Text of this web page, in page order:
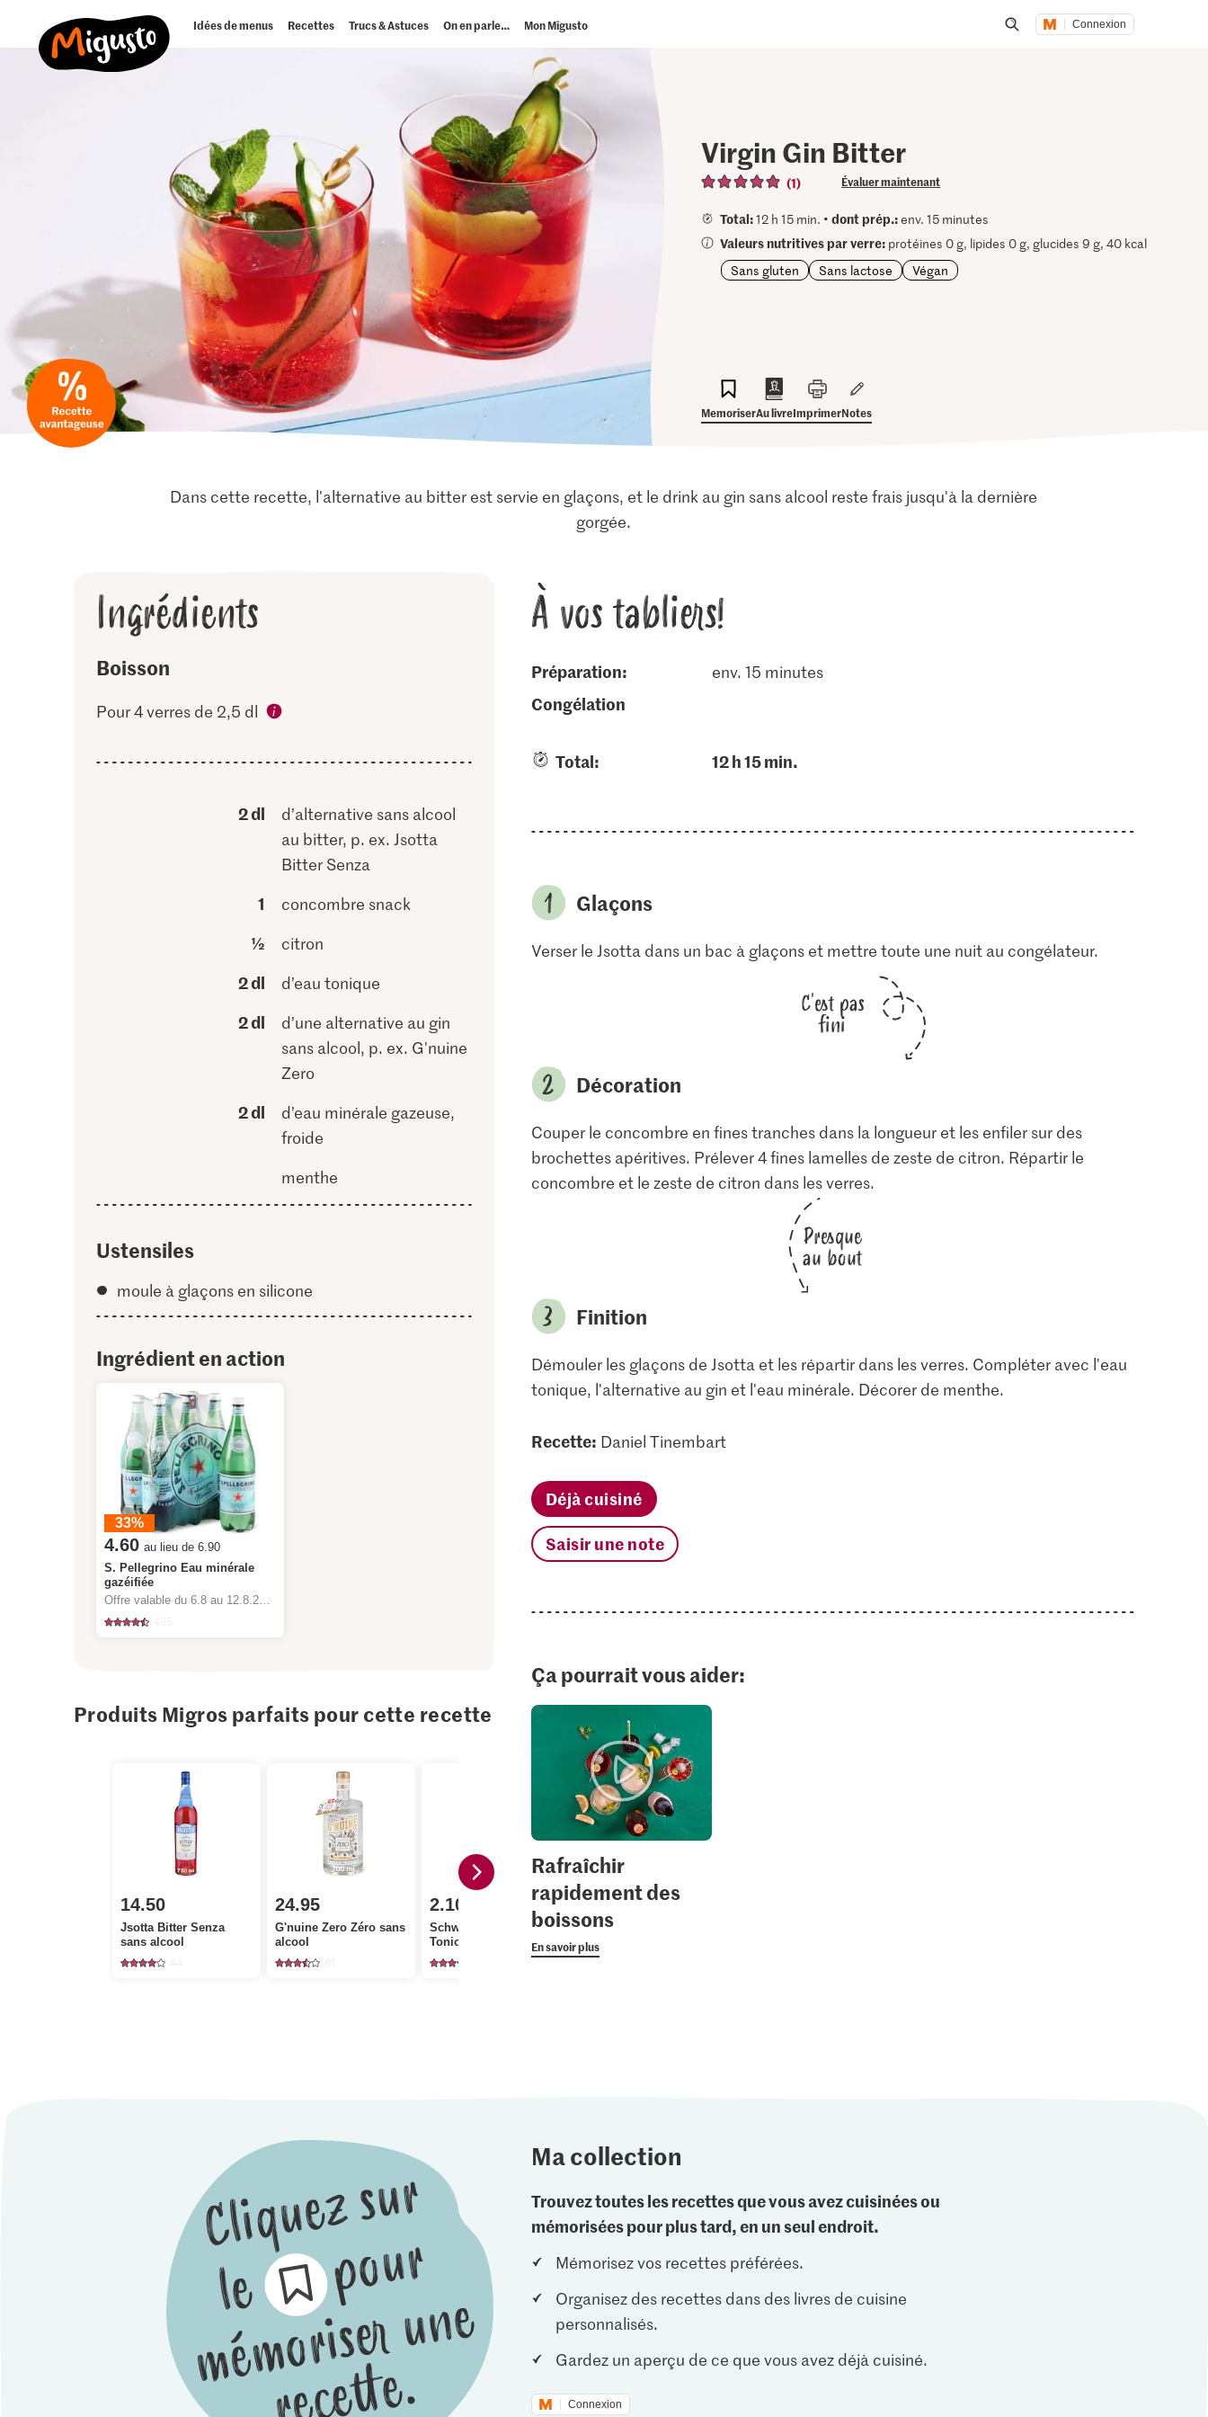
Idées de menus Recettes Trucs & Astuces On en parle… Mon Migusto Connexion
Virgin Gin Bitter
(1) Évaluer maintenant
Total:12 h 15 min. •dont prép.:env. 15 minutes
Valeurs nutritives par verre: protéines 0 g, lipides 0 g, glucides 9 g, 40 kcal
Sans gluten
Sans lactose Végan
MemoriserAu livreImprimerNotes
Dans cette recette, l'alternative au bitter est servie en glaçons, et le drink au gin sans alcool reste frais jusqu'à la dernière
gorgée.
Ingrédients
Boisson
Pour 4 verres de 2,5 dl
2 dl
d’alternative sans alcool
au bitter, p. ex. Jsotta
Bitter Senza
1 concombre snack
½ citron
2 dl d’eau tonique
2 dl
d’une alternative au gin
sans alcool, p. ex. G'nuine
Zero
2 dl
d’eau minérale gazeuse,
froide
menthe
Ustensiles
moule à glaçons en silicone
Ingrédient en action
33%
4.60 au lieu de 6.90
S. Pellegrino Eau minérale
gazéifiée
Offre valable du 6.8 au 12.8.2026, jusqu’à épuisement du stock.
Produits Migros parfaits pour cette recette
14.50
Jsotta Bitter Senza
sans alcool
24.95
G'nuine Zero Zéro sans
alcool
2.10
Schweppes Indian
Tonic faible en calories
2.80
Migros Concombres
snack
À vos tabliers!
Préparation: env. 15 minutes
congélation
Total: 12 h 15 min.
Glaçons
Verser le Jsotta dans un bac à glaçons et mettre toute une nuit au congélateur.
C'est pas
fini
Décoration
Couper le concombre en fines tranches dans la longueur et les enfiler sur des
brochettes apéritives. Prélever 4 fines lamelles de zeste de citron. Répartir le
concombre et le zeste de citron dans les verres.
Presque
au bout
Finition
Démouler les glaçons de Jsotta et les répartir dans les verres. Compléter avec l'eau
tonique, l'alternative au gin et l'eau minérale. Décorer de menthe.
Recette: Daniel Tinembart
Déjà cuisiné
Saisir une note
Ça pourrait vous aider:
Rafraîchir
rapidement des
boissons
En savoir plus
Ma collection
Trouvez toutes les recettes que vous avez cuisinées ou
mémorisées pour plus tard, en un seul endroit.
Mémorisez vos recettes préférées.
Organisez des recettes dans des livres de cuisine
personnalisés.
Gardez un aperçu de ce que vous avez déjà cuisiné.
Connexion